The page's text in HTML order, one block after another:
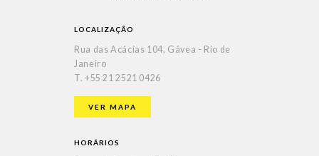
LOCALIZAÇÃO
Rua das Acácias 104, Gávea - Rio de
Janeiro
T. +55 21 2521 0426
VER MAPA
HORÁRIOS